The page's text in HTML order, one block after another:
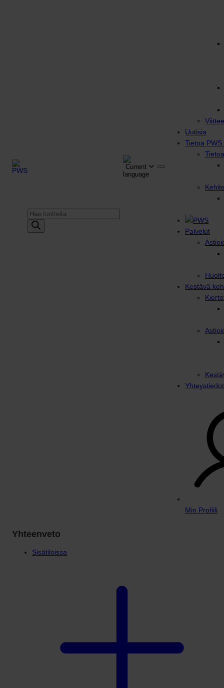
Products
search
Uutisia
Tietoa
Palvelut
Kestävä
Yhteystiedot
Min Profiili
Yhteenveto
Sisätiloissa